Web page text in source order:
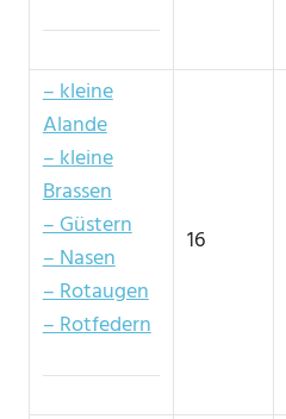
– kleine
Alande
– kleine
Brassen
– Güstern
– Nasen
– Rotaugen
– Rotfedern
16